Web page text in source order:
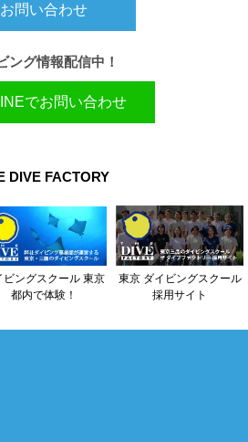
お問い合わせ
ング情報配信中！
でお問い合わせ
DIVE FACTORY
ビングスクール 東京
都内で体験！
東京 ダイビングスクール
採用サイト